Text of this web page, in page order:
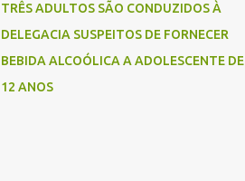
TRÊS ADULTOS SÃO CONDUZIDOS À
DELEGACIA SUSPEITOS DE FORNECER
BEBIDA ALCOÓLICA A ADOLESCENTE DE
12 ANOS